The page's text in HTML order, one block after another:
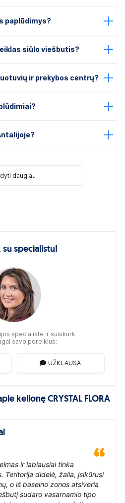
paplūdimys?
siūlo viešbutis?
ir prekybos centrų?
daugiau
su specialistu!
specialiste ir susikurk
savo poreikius:
UŽKLAUSA
kelionę CRYSTAL FLORA
ir labiausiai tinka
Teritorija didelė, žalia, įsikūrusi
o iš baseino zonos atsiveria
sudaro vasarnamio tipo